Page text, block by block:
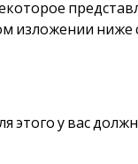
изложении
у вас